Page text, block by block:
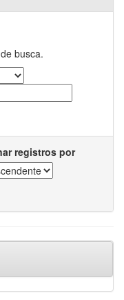
busca.
registros por